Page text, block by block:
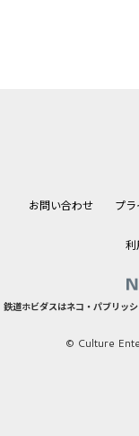
お問い合わせ プ
利
鉄道ホビダスはネコ・パブリッ
© Culture